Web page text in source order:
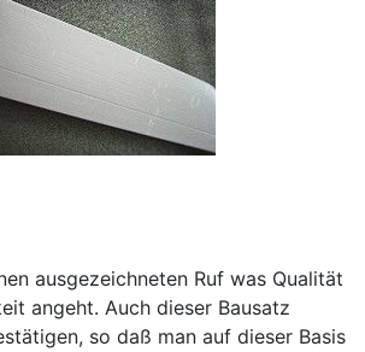
ausgezeichneten Ruf was Qualität
angeht. Auch dieser Bausatz
so daß man auf dieser Basis